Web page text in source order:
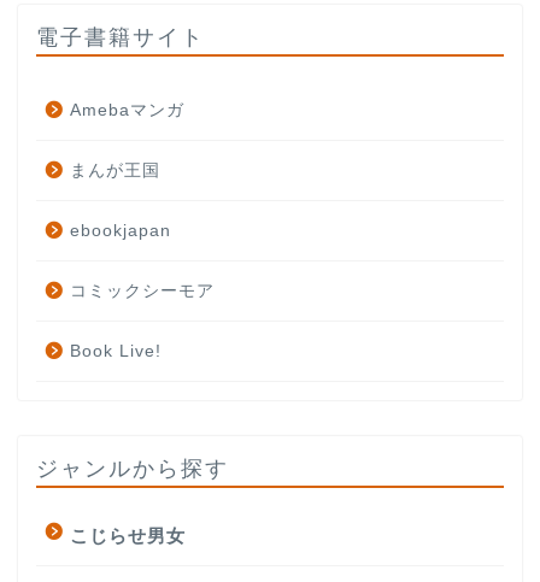
電子書籍サイト
Amebaマンガ
まんが王国
ebookjapan
コミックシーモア
Book Live!
ジャンルから探す
こじらせ男女